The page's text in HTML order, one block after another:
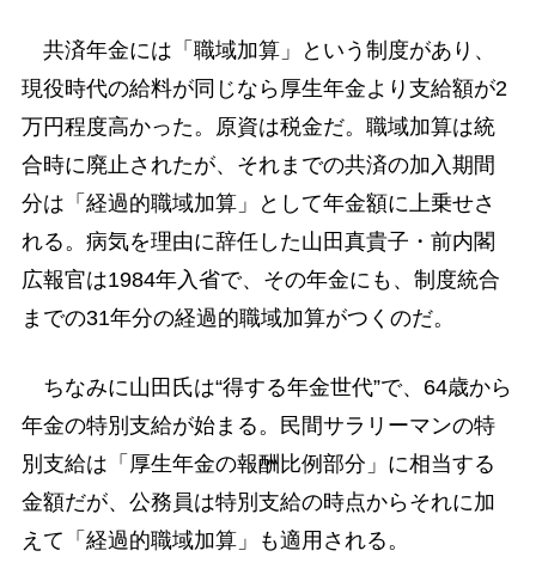
共済年金には「職域加算」という制度があり、
現役時代の給料が同じなら厚生年金より支給額が2
万円程度高かった。原資は税金だ。職域加算は統
合時に廃止されたが、それまでの共済の加入期間
分は「経過的職域加算」として年金額に上乗せさ
れる。病気を理由に辞任した山田真貴子・前内閣
広報官は1984年入省で、その年金にも、制度統合
までの31年分の経過的職域加算がつくのだ。
ちなみに山田氏は“得する年金世代”で、64歳から
年金の特別支給が始まる。民間サラリーマンの特
別支給は「厚生年金の報酬比例部分」に相当する
金額だが、公務員は特別支給の時点からそれに加
えて「経過的職域加算」も適用される。